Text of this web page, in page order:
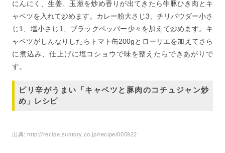
にんにく、生姜、玉葱を炒め香りが出てきたら牛豚ひき肉とキ
ャベツを入れて炒めます。カレー粉大さじ3、チリパウダー小さ
じ1、塩小さじ1、ブラックペッパー少々を加えて炒めます。キ
ャベツがしんなりしたらトマト缶200gとローリエを加えてさら
に煮込み、仕上げに塩コショウで味を整えたらできあがりで
す。
ピリ辛がうまい「キャベツと豚肉のコチュジャン炒
め」レシピ
出典:http://recipe.suntory.co.jp/recipe/005922